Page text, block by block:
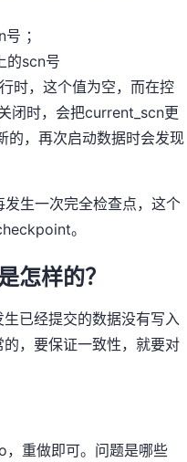
；
的scn号
时，这个值为空，而在控
闭时，会把current_scn更
的，再次启动数据时会发现
生一次完全检查点，这个
。
怎样的？
已经提交的数据没有写入
，要保证一致性，就要对
，重做即可。问题是哪些